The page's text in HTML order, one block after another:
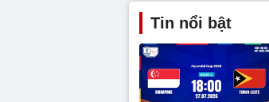
Tin nổi bật